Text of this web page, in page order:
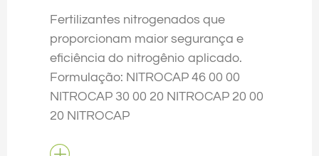
Fertilizantes nitrogenados que
proporcionam maior segurança e
eficiência do nitrogênio aplicado.
Formulação: NITROCAP 46 00 00
NITROCAP 30 00 20 NITROCAP 20 00
20 NITROCAP